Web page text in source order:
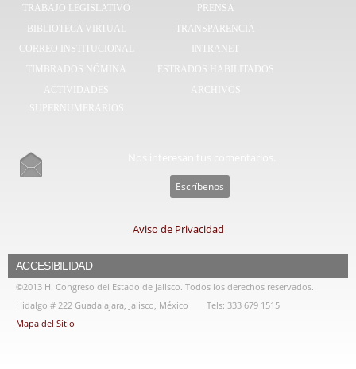
TRABAJO LEGISLATIVO
PRENSA
BIBLIOTECA VIRTUAL
TRANSPARENCIA
CORREO INSTITUCIONAL
INTRANET
TIMBRADOS NÓMINA
ESTRADOS HABILITADOS
ACTIVIDADES
SUPERNUMERARIOS
ARCHIVOS
Escríbenos
Aviso de Privacidad
ACCESIBILIDAD
©2013 H. Congreso del Estado de Jalisco. Todos los derechos reservados.
Hidalgo # 222 Guadalajara, Jalisco, México
Tels: 333 679 1515
Mapa del Sitio